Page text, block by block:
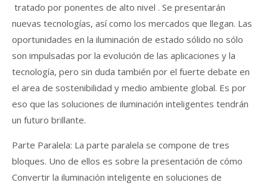
tratado por ponentes de alto nivel . Se presentarán
nuevas tecnologías, así como los mercados que llegan. Las
oportunidades en la iluminación de estado sólido no sólo
son impulsadas ​​por la evolución de las aplicaciones y la
tecnología, pero sin duda también por el fuerte debate en
el area de sostenibilidad y medio ambiente global. Es por
eso que las soluciones de iluminación inteligentes tendrán
un futuro brillante.
Parte Paralela: La parte paralela se compone de tres
bloques. Uno de ellos es sobre la presentación de cómo
Convertir la iluminación inteligente en soluciones de